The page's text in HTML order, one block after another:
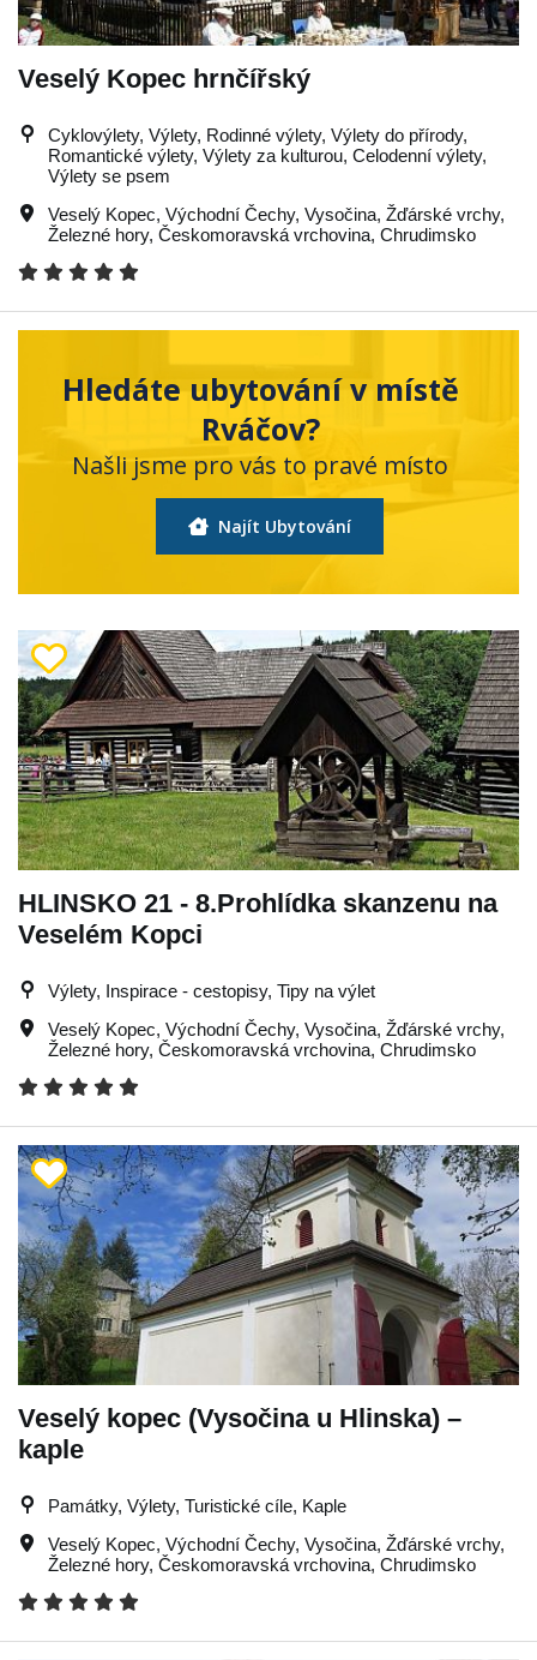
Veselý Kopec hrnčířský
Cyklovýlety, Výlety, Rodinné výlety, Výlety do přírody,
Romantické výlety, Výlety za kulturou, Celodenní výlety,
Výlety se psem
Veselý Kopec, Východní Čechy, Vysočina, Žďárské vrchy,
Železné hory, Českomoravská vrchovina, Chrudimsko
Hledáte ubytování v místě
Rváčov?
Našli jsme pro vás to pravé místo
Najít Ubytování
HLINSKO 21 - 8.Prohlídka skanzenu na
Veselém Kopci
Výlety, Inspirace - cestopisy, Tipy na výlet
Veselý Kopec, Východní Čechy, Vysočina, Žďárské vrchy,
Železné hory, Českomoravská vrchovina, Chrudimsko
Veselý kopec (Vysočina u Hlinska) –
kaple
Památky, Výlety, Turistické cíle, Kaple
Veselý Kopec, Východní Čechy, Vysočina, Žďárské vrchy,
Železné hory, Českomoravská vrchovina, Chrudimsko